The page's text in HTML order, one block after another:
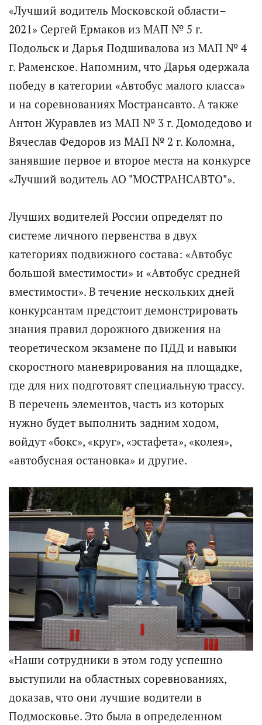
«Лучший водитель Московской области–
2021» Сергей Ермаков из МАП № 5 г.
Подольск и Дарья Подшивалова из МАП № 4
г. Раменское. Напомним, что Дарья одержала
победу в категории «Автобус малого класса»
и на соревнованиях Мострансавто. А также
Антон Журавлев из МАП № 3 г. Домодедово и
Вячеслав Федоров из МАП № 2 г. Коломна,
занявшие первое и второе места на конкурсе
«Лучший водитель АО "МОСТРАНСАВТО"».
Лучших водителей России определят по
системе личного первенства в двух
категориях подвижного состава: «Автобус
большой вместимости» и «Автобус средней
вместимости». В течение нескольких дней
конкурсантам предстоит демонстрировать
знания правил дорожного движения на
теоретическом экзамене по ПДД и навыки
скоростного маневрирования на площадке,
где для них подготовят специальную трассу.
В перечень элементов, часть из которых
нужно будет выполнить задним ходом,
войдут «бокс», «круг», «эстафета», «колея»,
«автобусная остановка» и другие.
«Наши сотрудники в этом году успешно
выступили на областных соревнованиях,
доказав, что они лучшие водители в
Подмосковье. Это была в определенном